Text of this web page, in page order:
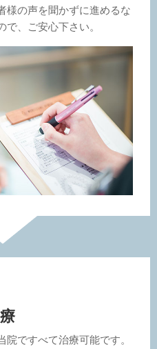
様の声を聞かずに進めるな
で、ご安心下さい。
ですべて治療可能です。